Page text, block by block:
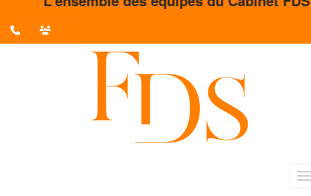
L'actualité du mois
Liste des évènements au 12/04/2022